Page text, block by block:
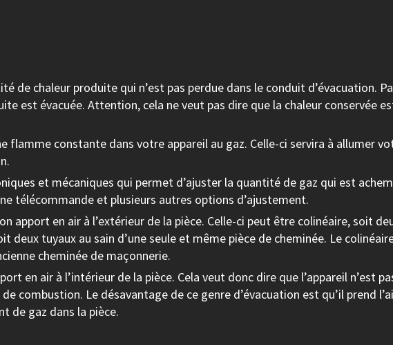
de chaleur produite qui n’est pas perdue dans le conduit d’évacuation.
est évacuée. Attention, cela ne veut pas dire que la chaleur conservée
flamme constante dans votre appareil au gaz. Celle-ci servira à allumer
et mécaniques qui permet d’ajuster la quantité de gaz qui est
télécommande et plusieurs autres options d’ajustement.
apport en air à l’extérieur de la pièce. Celle-ci peut être colinéaire, soit
deux tuyaux au sain d’une seule et même pièce de cheminée. Le
cheminée de maçonnerie.
en air à l’intérieur de la pièce. Cela veut donc dire que l’appareil n’est
combustion. Le désavantage de ce genre d’évacuation est qu’il prend
de gaz dans la pièce.